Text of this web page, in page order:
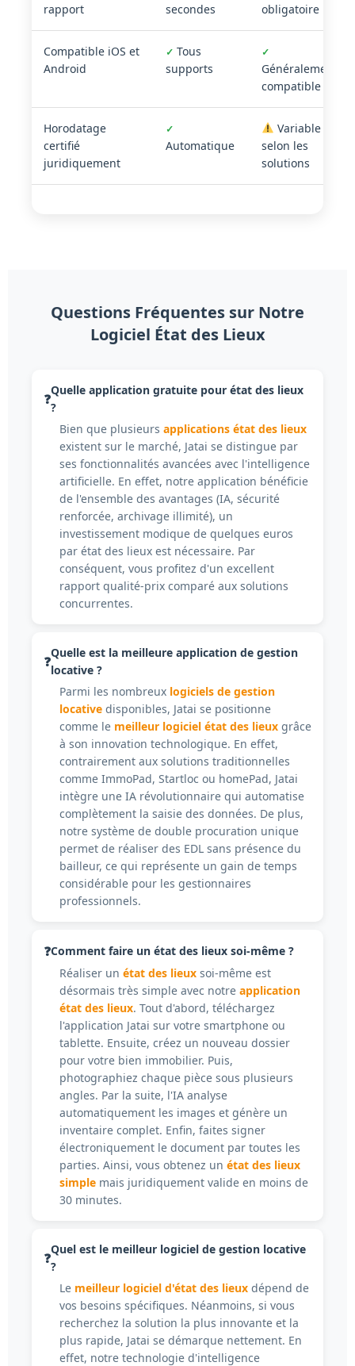
rapport secondes obligatoire
Compatible iOS et
Android
✓ Tous
supports
✓
Généralement
compatible
Horodatage
certifié
juridiquement
✓
Automatique
Variable
selon les
solutions
Questions Fréquentes sur Notre
Logiciel État des Lieux
Quelle application gratuite pour état des lieux
?
Bien que plusieurs applications état des lieux
existent sur le marché, Jatai se distingue par
ses fonctionnalités avancées avec l'intelligence
artificielle. En effet, notre application bénéficie
de l'ensemble des avantages (IA, sécurité
renforcée, archivage illimité), un
investissement modique de quelques euros
par état des lieux est nécessaire. Par
conséquent, vous profitez d'un excellent
rapport qualité-prix comparé aux solutions
concurrentes.
Quelle est la meilleure application de gestion
locative ?
Parmi les nombreux logiciels de gestion
locative disponibles, Jatai se positionne
comme le meilleur logiciel état des lieux grâce
à son innovation technologique. En effet,
contrairement aux solutions traditionnelles
comme ImmoPad, Startloc ou homePad, Jatai
intègre une IA révolutionnaire qui automatise
complètement la saisie des données. De plus,
notre système de double procuration unique
permet de réaliser des EDL sans présence du
bailleur, ce qui représente un gain de temps
considérable pour les gestionnaires
professionnels.
Comment faire un état des lieux soi-même ?
Réaliser un état des lieux soi-même est
désormais très simple avec notre application
état des lieux. Tout d'abord, téléchargez
l'application Jatai sur votre smartphone ou
tablette. Ensuite, créez un nouveau dossier
pour votre bien immobilier. Puis,
photographiez chaque pièce sous plusieurs
angles. Par la suite, l'IA analyse
automatiquement les images et génère un
inventaire complet. Enfin, faites signer
électroniquement le document par toutes les
parties. Ainsi, vous obtenez un état des lieux
simple mais juridiquement valide en moins de
30 minutes.
Quel est le meilleur logiciel de gestion locative
?
Le meilleur logiciel d'état des lieux dépend de
vos besoins spécifiques. Néanmoins, si vous
recherchez la solution la plus innovante et la
plus rapide, Jatai se démarque nettement. En
effet, notre technologie d'intelligence